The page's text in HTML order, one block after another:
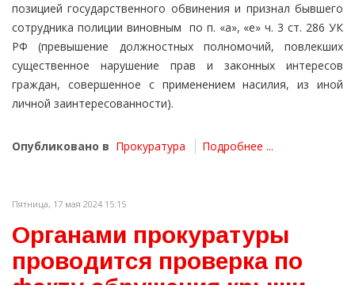
позицией государственного обвинения и признал бывшего
сотрудника полиции виновным по п. «а», «е» ч. 3 ст. 286 УК
РФ (превышение должностных полномочий, повлекших
существенное нарушение прав и законных интересов
граждан, совершенное с применением насилия, из иной
личной заинтересованности).
Опубликовано в Прокуратура Подробнее ...
Пятница, 17 мая 2024 15:15
Органами прокуратуры
проводится проверка по